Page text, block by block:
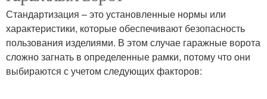
Стандартизация – это установленные нормы или
характеристики, которые обеспечивают безопасность
пользования изделиями. В этом случае гаражные ворота
сложно загнать в определенные рамки, потому что они
выбираются с учетом следующих факторов: